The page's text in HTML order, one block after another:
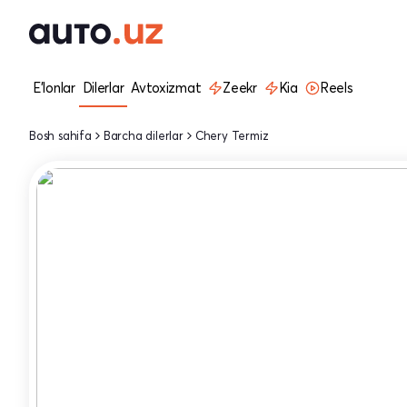
E'lonlar Dilerlar Avtoxizmat Zeekr Kia Reels
Bosh sahifa Barcha dilerlar Chery Termiz